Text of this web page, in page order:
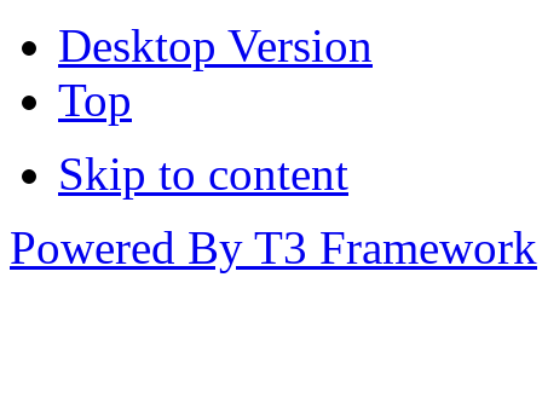
Desktop Version
Top
Skip to content
Powered By T3 Framework